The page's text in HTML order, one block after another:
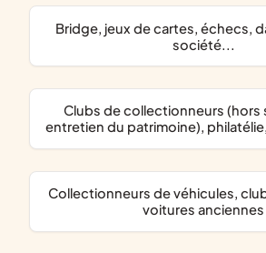
bridge, jeux de cartes, échecs, dames, jeux de
société...
clubs de collectionneurs (hors sauvegarde,
entretien du patrimoine),
collectionneurs de véhicules, clubs amateurs de
voitures anciennes